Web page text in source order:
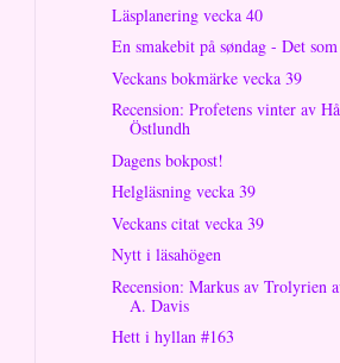
Läsplanering vecka 40
En smakebit på søndag - Det
Veckans bokmärke vecka 39
Recension: Profetens vinter av
Östlundh
Dagens bokpost!
Helgläsning vecka 39
Veckans citat vecka 39
Nytt i läsahögen
Recension: Markus av Trolyrien
A. Davis
Hett i hyllan #163